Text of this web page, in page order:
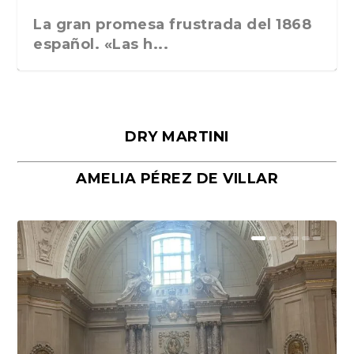
La gran promesa frustrada del 1868
español. «Las h...
Málaga, verso en azul, de Rafael
Porras y Salvador...
«La cocina hebrea. Alimentación
del pueblo judío e...
DRY MARTINI
AMELIA PÉREZ DE VILLAR